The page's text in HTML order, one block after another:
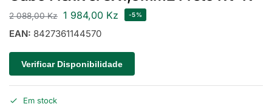
2 088,00Kz 1 984,00 Kz -5%
EAN: 8427361144570
Verificar Disponibilidade
Em stock